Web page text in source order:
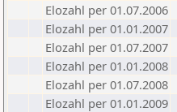
Elozahl per 01.07.2006
Elozahl per 01.01.2007
Elozahl per 01.07.2007
Elozahl per 01.01.2008
Elozahl per 01.07.2008
Elozahl per 01.01.2009